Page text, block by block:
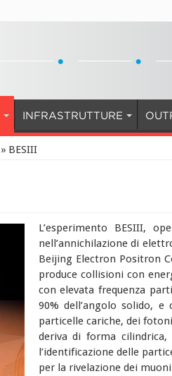
INFRASTRUTTURE
» BESIII
L’esperimento BESIII,
nell’annichilazione di
Beijing Electron Positron
produce collisioni con
con elevata frequenza
90% dell’angolo solido,
particelle cariche, dei
deriva di forma
l’identificazione delle
per la rivelazione dei